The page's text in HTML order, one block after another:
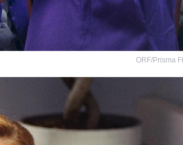
ORF/Prisma